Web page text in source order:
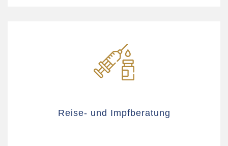
Reise- und Impfberatung